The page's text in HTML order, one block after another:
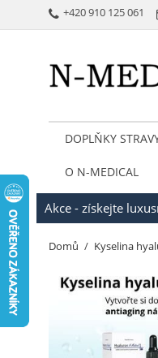
+420 910 125 061
DOPLŇKY
O N-MEDICAL
Akce - získejte
Domů Kyselina